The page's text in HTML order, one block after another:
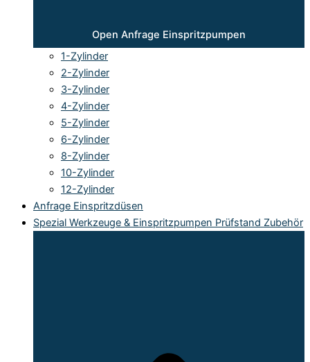
Open Anfrage Einspritzpumpen
1-Zylinder
2-Zylinder
3-Zylinder
4-Zylinder
5-Zylinder
6-Zylinder
8-Zylinder
10-Zylinder
12-Zylinder
Anfrage Einspritzdüsen
Spezial Werkzeuge & Einspritzpumpen Prüfstand Zubehör